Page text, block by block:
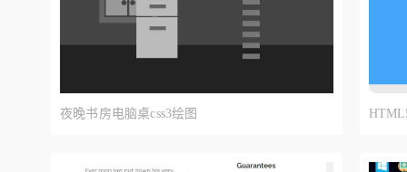
夜晚书房电脑桌css3绘图